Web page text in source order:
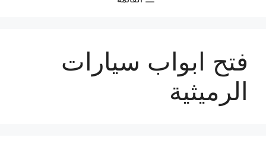
فتح ابواب سيارات
الرميثية